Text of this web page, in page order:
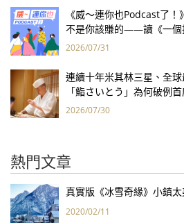
《威～連你也Podcast了
不是你該賺的——讀《一個
2026/07/31
連續十年米其林三星、全
「鮨さいとう」為何破例
2026/07/30
熱門文章
真實版《冰雪奇緣》小鎮
2020/02/11